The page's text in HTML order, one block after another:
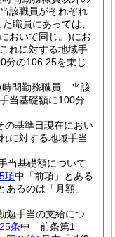
該職員がそれぞれ
職員にあっては、
において同じ。)にお
れに対する地域手
分の106.25を乗じ
時間勤務職員 当該
当基礎額に100分
の基準日現在におい
に対する地域手当
当基礎額について
項中「前項」とある
るのは「月額」
勉手当の支給につ
条中「前条第1